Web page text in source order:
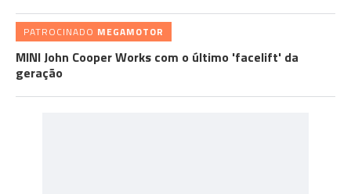
PATROCINADO MEGAMOTOR
MINI John Cooper Works com o último 'facelift' da
geração